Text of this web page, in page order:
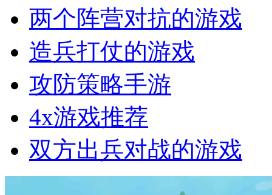
两个阵营对抗的游戏
造兵打仗的游戏
攻防策略手游
4x游戏推荐
双方出兵对战的游戏